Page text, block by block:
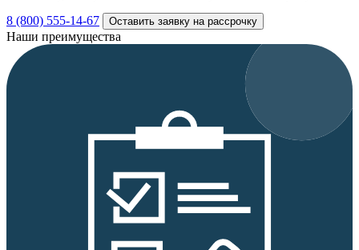
8 (800) 555-14-67 Оставить заявку на рассрочку
Наши преимущества